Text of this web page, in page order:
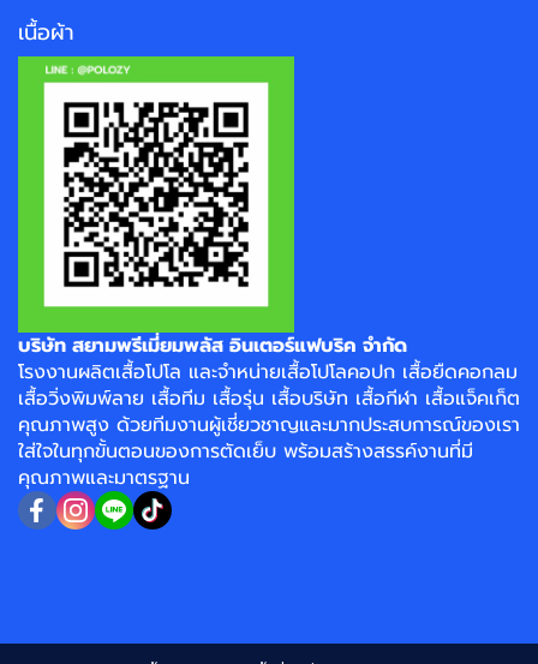
เนื้อผ้า
บริษัท สยามพรีเมี่ยมพลัส อินเตอร์แฟบริค จำกัด
โรงงานผลิตเสื้อโปโล และจำหน่ายเสื้อโปโลคอปก เสื้อยืดคอกลม
เสื้อวิ่งพิมพ์ลาย เสื้อทีม เสื้อรุ่น เสื้อบริษัท เสื้อกีฬา เสื้อแจ็คเก็ต
คุณภาพสูง ด้วยทีมงานผู้เชี่ยวชาญและมากประสบการณ์ของเรา
ใส่ใจในทุกขั้นตอนของการตัดเย็บ พร้อมสร้างสรรค์งานที่มี
คุณภาพและมาตรฐาน